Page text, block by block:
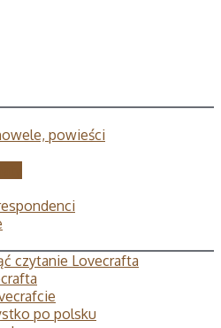
powieści
czytanie Lovecrafta
po polsku